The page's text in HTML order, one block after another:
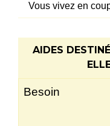
Vous vivez en
AIDES
Besoin